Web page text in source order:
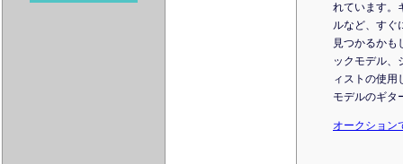
れています。
ルなど、すぐ
見つかるかも
ックモデル、
ィストの使用
モデルのギタ
オークション